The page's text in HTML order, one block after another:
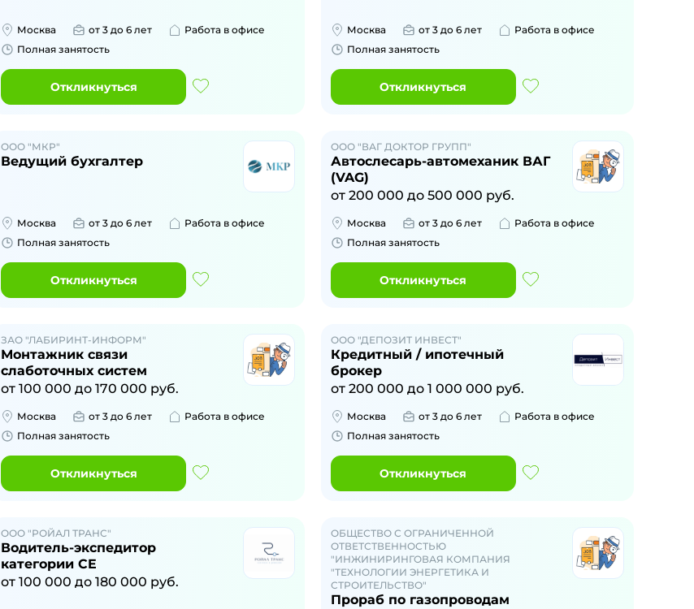
Москва от 3 до 6 лет
Работа в офисе
Полная занятость
Откликнуться
Москва от 3 до 6 лет
Работа в офисе
Полная занятость
Откликнуться
ООО "МКР"
Ведущий бухгалтер
Москва от 3 до 6 лет
Работа в офисе
Полная занятость
Откликнуться
ООО "ВАГ ДОКТОР ГРУПП"
Автослесарь-автомеханик ВАГ
(VAG)
от 200 000 до 500 000 руб.
Москва от 3 до 6 лет
Работа в офисе
Полная занятость
Откликнуться
ЗАО "ЛАБИРИНТ-ИНФОРМ"
Монтажник связи
слаботочных систем
от100 000 до170 000 руб.
Москва от 3 до 6 лет
Работа в офисе
Полная занятость
Откликнуться
ООО "ДЕПОЗИТ ИНВЕСТ"
Кредитный / ипотечный
брокер
от 200 000 до 1 000 000 руб.
Москва от 3 до 6 лет
Работа в офисе
Полная занятость
Откликнуться
ООО "РОЙАЛ ТРАНС"
Водитель-экспедитор
категории CE
от100 000 до180 000 руб.
ОБЩЕСТВО С ОГРАНИЧЕННОЙ
ОТВЕТСТВЕННОСТЬЮ
"ИНЖИНИРИНГОВАЯ КОМПАНИЯ
"ТЕХНОЛОГИИ ЭНЕРГЕТИКА И
СТРОИТЕЛЬСТВО"
Прораб по газопроводам